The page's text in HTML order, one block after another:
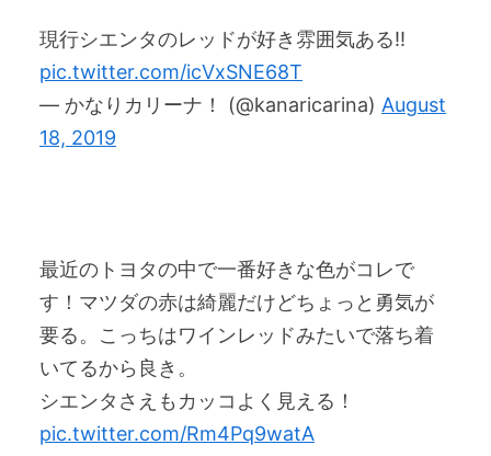
現行シエンタのレッドが好き雰囲気ある‼
pic.twitter.com/icVxSNE68T
— かなりカリーナ！ (@kanaricarina) August
18, 2019
最近のトヨタの中で一番好きな色がコレで
す！マツダの赤は綺麗だけどちょっと勇気が
要る。こっちはワインレッドみたいで落ち着
いてるから良き。
シエンタさえもカッコよく見える！
pic.twitter.com/Rm4Pq9watA